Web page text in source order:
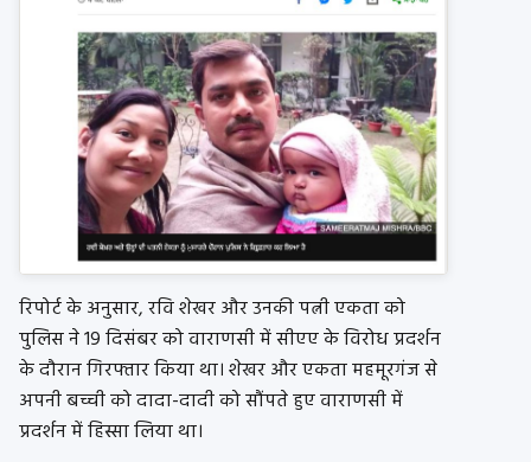
रिपोर्ट के अनुसार, रवि शेखर और उनकी पत्नी एकता को
पुलिस ने 19 दिसंबर को वाराणसी में सीएए के विरोध प्रदर्शन
के दौरान गिरफ्तार किया था। शेखर और एकता महमूरगंज से
अपनी बच्ची को दादा-दादी को सौंपते हुए वाराणसी में
प्रदर्शन में हिस्सा लिया था।